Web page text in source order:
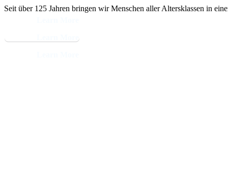
Seit über 125 Jahren bringen wir Menschen aller Altersklassen in